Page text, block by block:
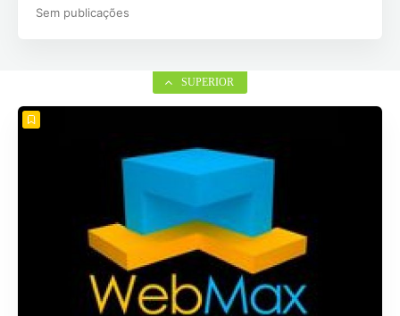
Sem publicações
SUPERIOR